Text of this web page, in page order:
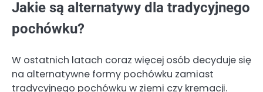
Jakie są alternatywy dla tradycyjnego
pochówku?
W ostatnich latach coraz więcej osób decyduje się
na alternatywne formy pochówku zamiast
tradycyjnego pochówku w ziemi czy kremacji.